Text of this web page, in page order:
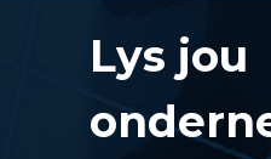
Lys jou